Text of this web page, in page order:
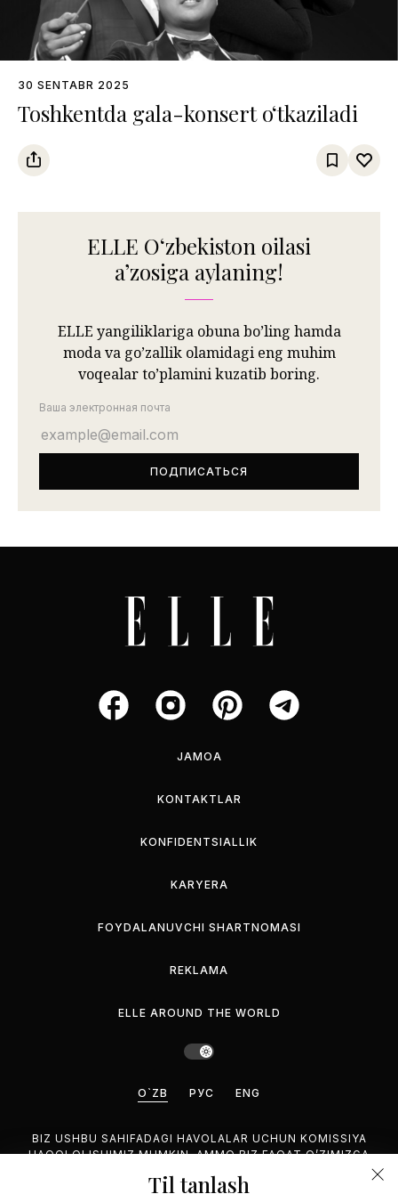
30 SENTABR 2025
Toshkentda gala-konsert o‘tkaziladi
ELLE Oʻzbekiston oilasi
aʼzosiga aylaning!
ELLE yangiliklariga obuna bo’ling hamda
moda va go’zallik olamidagi eng muhim
voqealar to’plamini kuzatib boring.
Ваша электронная почта
JAMOA
KONTAKTLAR
KONFIDENTSIALLIK
KARYERA
FOYDALANUVCHI SHARTNOMASI
REKLAMA
ELLE AROUND THE WORLD
O`ZB РУС ENG
BIZ USHBU SAHIFADAGI HAVOLALAR UCHUN KOMISSIYA
HAQQI OLISHIMIZ MUMKIN, AMMO BIZ FAQAT O’ZIMIZGA
Til tanlash